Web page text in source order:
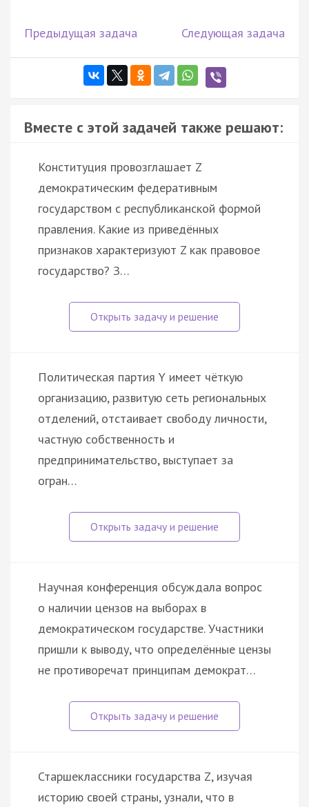
Предыдущая задача Следующая задача
Вместе с этой задачей также решают:
Конституция провозглашает Z
демократическим федеративным
государством с республиканской формой
правления. Какие из приведённых
признаков характеризуют Z как правовое
государство? З…
Политическая партия Y имеет чёткую
организацию, развитую сеть региональных
отделений, отстаивает свободу личности,
частную собственность и
предпринимательство, выступает за
огран…
Научная конференция обсуждала вопрос
о наличии цензов на выборах в
демократическом государстве. Участники
пришли к выводу, что определённые цензы
не противоречат принципам демократ…
Старшеклассники государства Z, изучая
историю своей страны, узнали, что в